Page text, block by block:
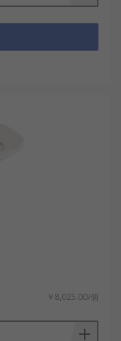
￥8,025.00/個